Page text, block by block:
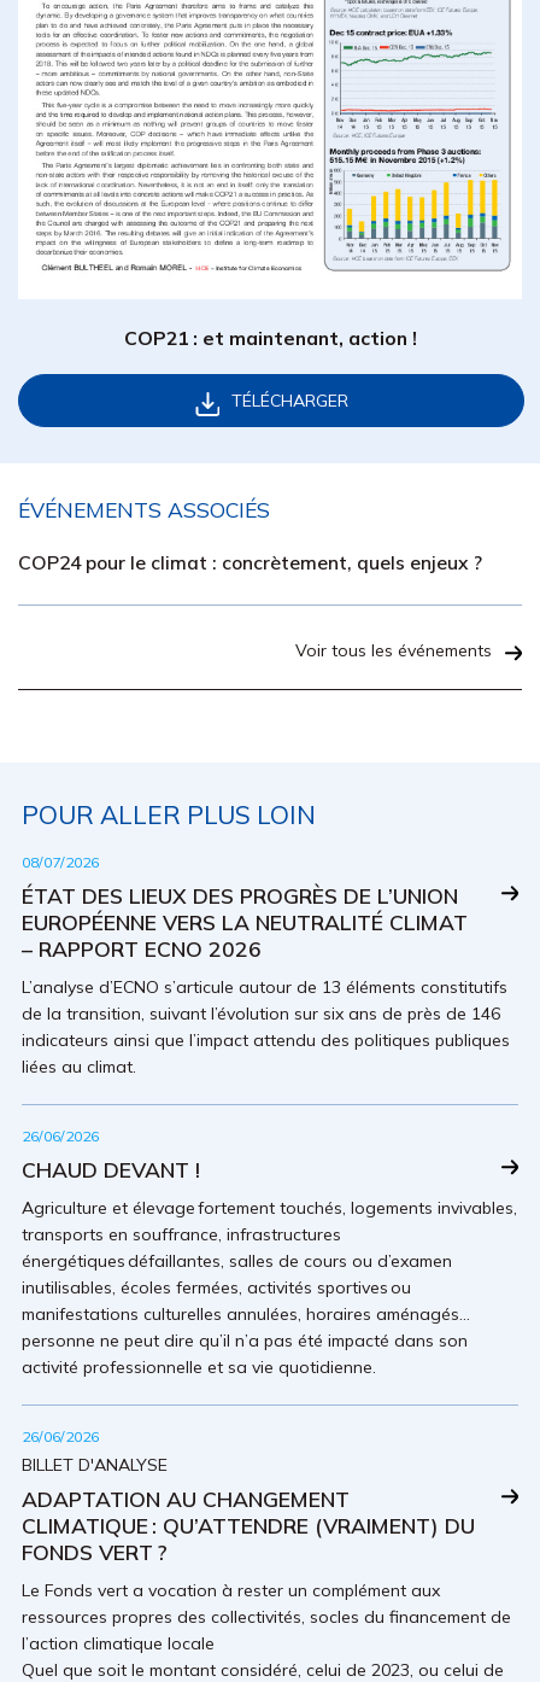
COP21 : et maintenant, action !
TÉLÉCHARGER
ÉVÉNEMENTS ASSOCIÉS
COP24 pour le climat : concrètement, quels enjeux ?
Voir tous les événements
POUR ALLER PLUS LOIN
08/07/2026
ÉTAT DES LIEUX DES PROGRÈS DE L’UNION
EUROPÉENNE VERS LA NEUTRALITÉ CLIMAT
– RAPPORT ECNO 2026
L’analyse d’ECNO s’articule autour de 13 éléments constitutifs
de la transition, suivant l’évolution sur six ans de près de 146
indicateurs ainsi que l’impact attendu des politiques publiques
liées au climat.
26/06/2026
CHAUD DEVANT !
Agriculture et élevage fortement touchés, logements invivables,
transports en souffrance, infrastructures
énergétiques défaillantes, salles de cours ou d’examen
inutilisables, écoles fermées, activités sportives ou
manifestations culturelles annulées, horaires aménagés…
personne ne peut dire qu’il n’a pas été impacté dans son
activité professionnelle et sa vie quotidienne.
26/06/2026
BILLET D'ANALYSE
ADAPTATION AU CHANGEMENT
CLIMATIQUE : QU’ATTENDRE (VRAIMENT) DU
FONDS VERT ?
Le Fonds vert a vocation à rester un complément aux
ressources propres des collectivités, socles du financement de
l’action climatique locale
Quel que soit le montant considéré, celui de 2023, ou celui de